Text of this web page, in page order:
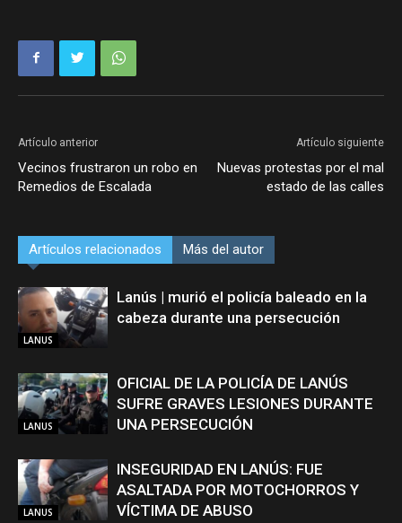
Artículo anterior
Vecinos frustraron un robo en
Remedios de Escalada
Artículo siguiente
Nuevas protestas por el mal
estado de las calles
Artículos relacionados Más del autor
LANUS
Lanús | murió el policía baleado en la
cabeza durante una persecución
LANUS
OFICIAL DE LA POLICÍA DE LANÚS
SUFRE GRAVES LESIONES DURANTE
UNA PERSECUCIÓN
LANUS
INSEGURIDAD EN LANÚS: FUE
ASALTADA POR MOTOCHORROS Y
VÍCTIMA DE ABUSO